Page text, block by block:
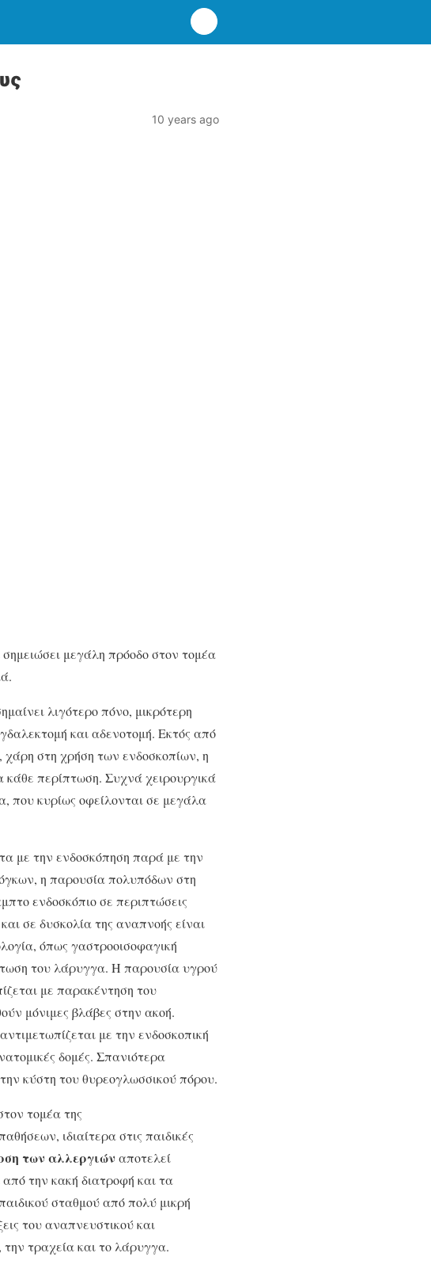
10 years ago
μεγάλη πρόοδο στον τομέα
λιγότερο πόνο, μικρότερη
και αδενοτομή. Εκτός από
, χάρη στη χρήση των ενδοσκοπίων, η
κάθε περίπτωση. Συχνά χειρουργικά
που κυρίως οφείλονται σε μεγάλα
με την ενδοσκόπηση παρά με την
η παρουσία πολυπόδων στη
ενδοσκόπιο σε περιπτώσεις
σε δυσκολία της αναπνοής είναι
όπως γαστροοισοφαγική
του λάρυγγα. Η παρουσία υγρού
με παρακέντηση του
μόνιμες βλάβες στην ακοή.
με την ενδοσκοπική
δομές. Σπα­νιότερα
κύστη του θυρεογλωσσικού πόρου.
τομέα της
ιδιαίτερα στις παιδικές
των αλλεργιών αποτελεί
την κακή διατροφή και τα
σταθμού από πολύ μικρή
του αναπνευστικού και
την τραχεία και το λάρυγγα.